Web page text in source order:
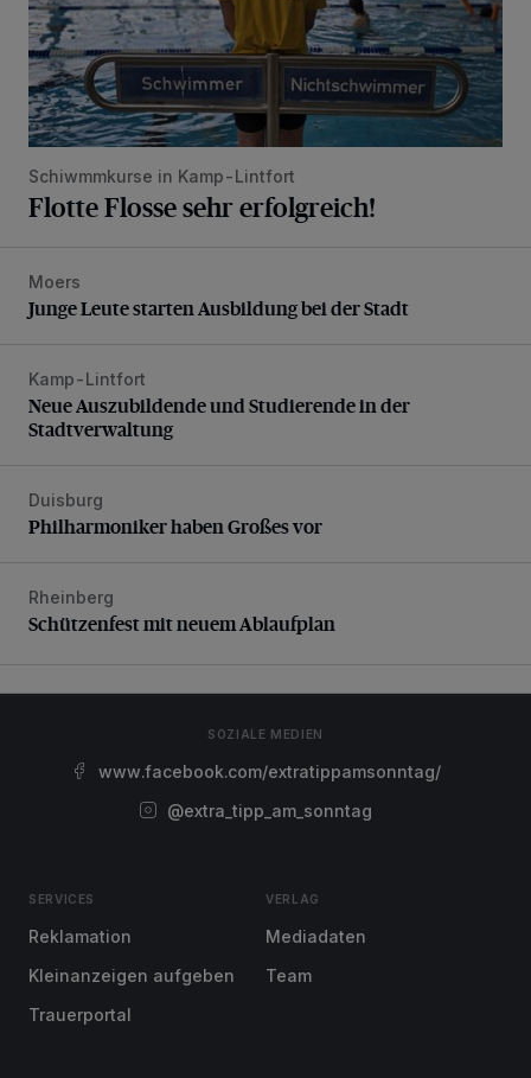
Schiwmmkurse in Kamp-Lintfort
Flotte Flosse sehr erfolgreich!
Junge Leute starten Ausbildung bei der Stadt
Moers
Junge Leute starten Ausbildung bei der Stadt
Neue Auszubildende und Studierende in der
Kamp-Lintfort
Neue Auszubildende und Studierende in der
Stadtverwaltung
Philharmoniker haben Großes vor
Duisburg
Philharmoniker haben Großes vor
Schützenfest mit neuem Ablaufplan
Rheinberg
Schützenfest mit neuem Ablaufplan
SOZIALE MEDIEN
www.facebook.com/extratippamsonntag/
@extra_tipp_am_sonntag
SERVICES
Reklamation
Kleinanzeigen aufgeben
Trauerportal
VERLAG
Mediadaten
Team